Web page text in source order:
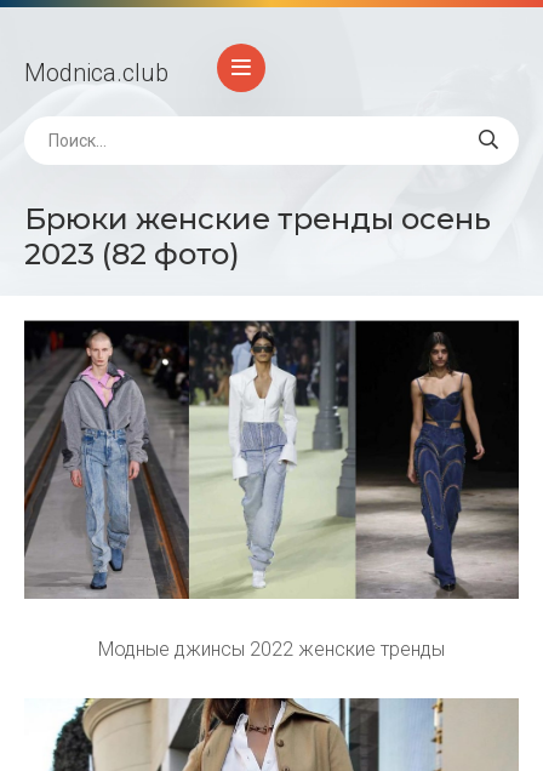
Modnica.club
Брюки женские тренды осень
2023 (82 фото)
Модные джинсы 2022 женские тренды